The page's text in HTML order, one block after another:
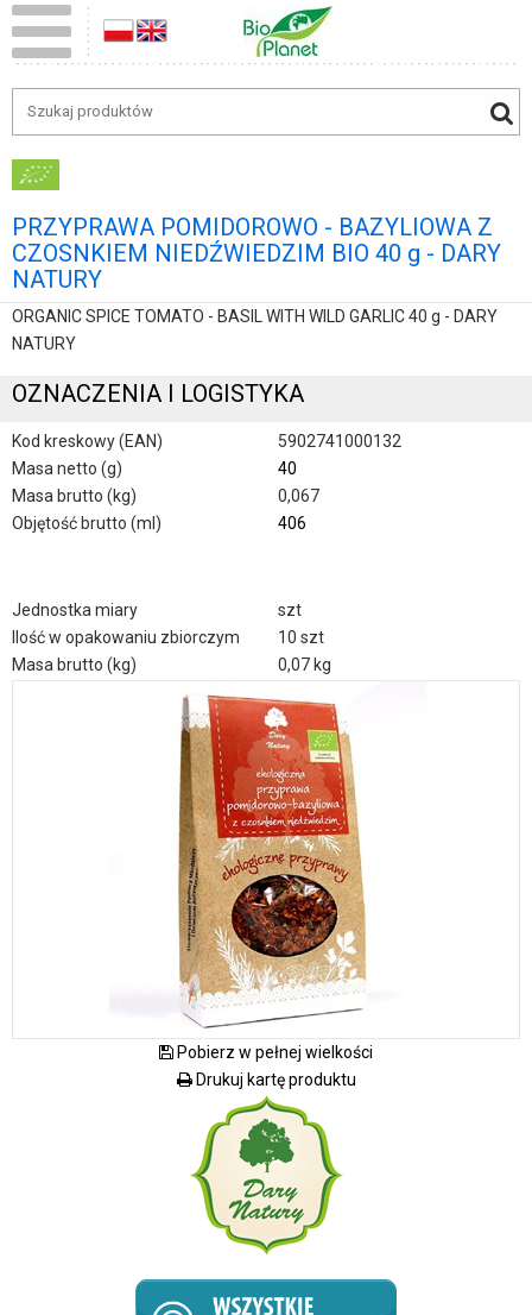
PRZYPRAWA POMIDOROWO - BAZYLIOWA Z
CZOSNKIEM NIEDŹWIEDZIM BIO 40 g - DARY
NATURY
ORGANIC SPICE TOMATO - BASIL WITH WILD GARLIC 40 g - DARY
NATURY
OZNACZENIA I LOGISTYKA
Kod kreskowy (EAN)
5902741000132
Masa netto (g)
40
Masa brutto (kg)
0,067
Objętość brutto (ml)
406
Jednostka miary
szt
Ilość w opakowaniu zbiorczym
10 szt
Masa brutto (kg)
0,07 kg
Pobierz w pełnej wielkości
Drukuj kartę produktu